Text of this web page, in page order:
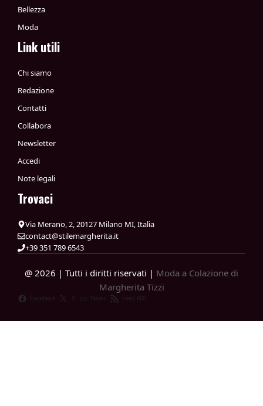
Bellezza
Moda
Link utili
Chi siamo
Redazione
Contatti
Collabora
Newsletter
Accedi
Note legali
Trovaci
Via Merano, 2, 20127 Milano MI, Italia
contact@stilemargherita.it
+39 351 789 6543
@ 2026 | Tutti i diritti riservati | Moda a Colazione di
Margherita Tizzi
Facebook X News Feed RSS